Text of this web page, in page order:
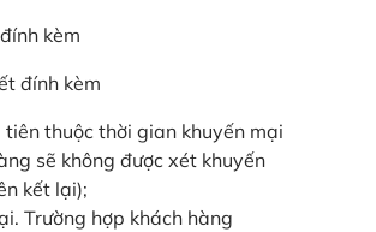
kèm
đính kèm
thuộc thời gian khuyến mại
sẽ không được xét khuyến
kết lại);
Trường hợp khách hàng